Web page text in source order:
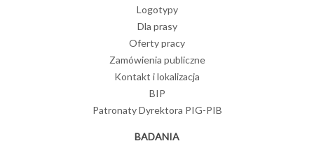
Logotypy
Dla prasy
Oferty pracy
Zamówienia publiczne
Kontakt i lokalizacja
BIP
Patronaty Dyrektora PIG-PIB
BADANIA